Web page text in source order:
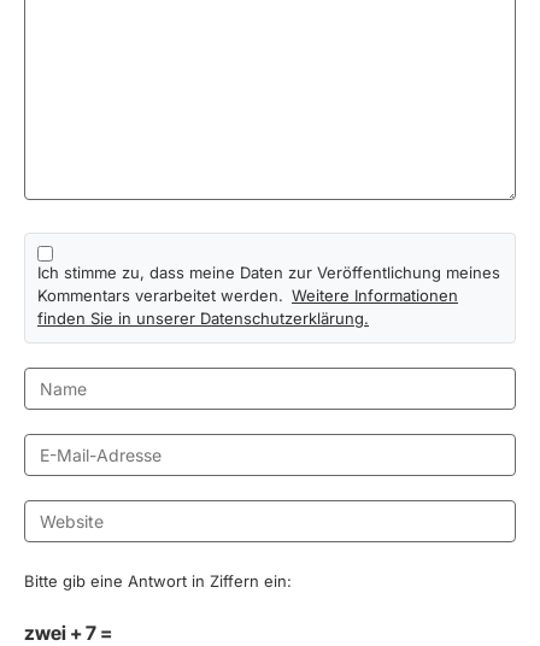
Ich stimme zu, dass meine Daten zur Veröffentlichung meines
Kommentars verarbeitet werden. Weitere Informationen
finden Sie in unserer Datenschutzerklärung.
Bitte gib eine Antwort in Ziffern ein:
zwei + 7 =